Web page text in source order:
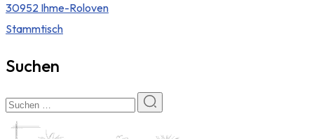
30952 Ihme-Roloven
Stammtisch
Suchen